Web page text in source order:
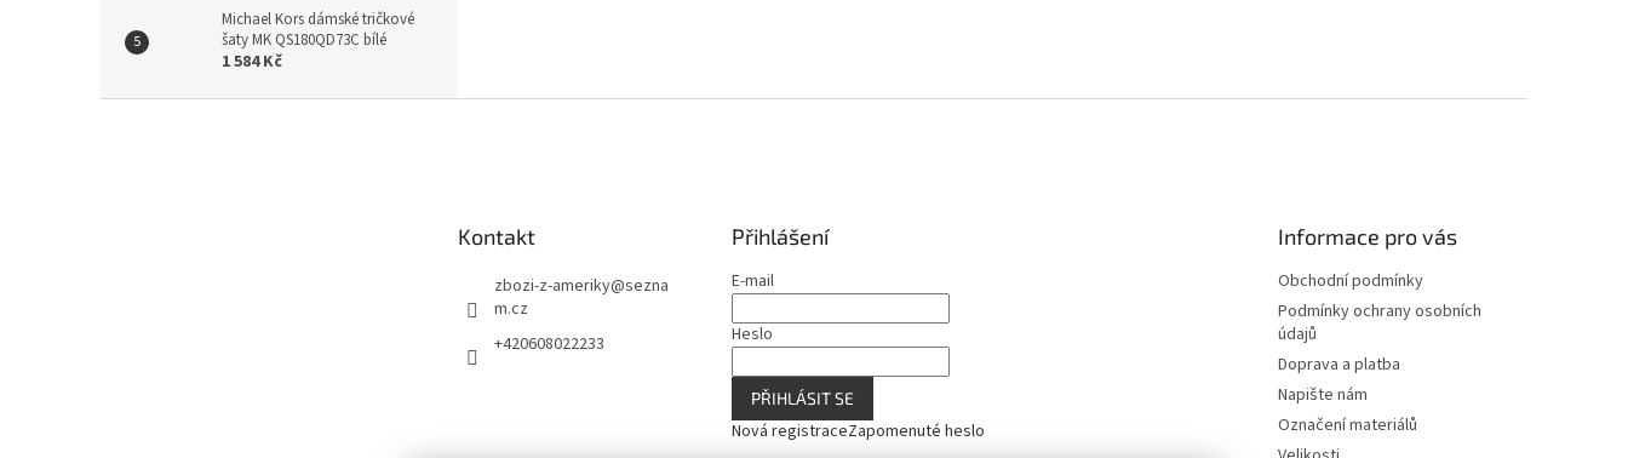
Michael Kors dámské tričkové
šaty MK QS180QD73C bílé
1 584 Kč
Kontakt
zbozi-z-ameriky@sezna
m.cz
+420608022233
Přihlášení
E-mail
Heslo
PŘIHLÁSIT SE
Nová registraceZapomenuté heslo
Informace pro vás
Obchodní podmínky
Podmínky ochrany osobních
údajů
Doprava a platba
Napište nám
Označení materiálů